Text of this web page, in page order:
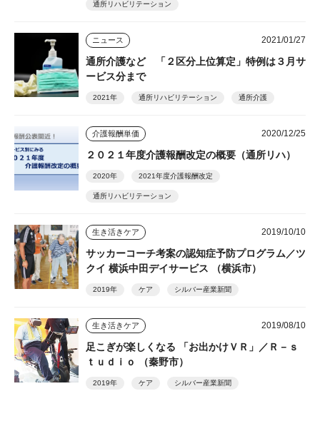
通所リハビリテーション
ニュース 2021/01/27
通所介護など 「２区分上位算定」特例は３月サ
ービス分まで
2021年 通所リハビリテーション 通所介護
介護報酬単価 2020/12/25
２０２１年度介護報酬改定の概要（通所リハ）
2020年 2021年度介護報酬改定
通所リハビリテーション
生き活きケア 2019/10/10
サッカーコーチ考案の認知症予防プログラム／ツ
クイ 横浜中田デイサービス （横浜市）
2019年 ケア シルバー産業新聞
生き活きケア 2019/08/10
足こぎが楽しくなる 「お出かけＶＲ」／Ｒ－ｓ
ｔｕｄｉｏ （秦野市）
2019年 ケア シルバー産業新聞